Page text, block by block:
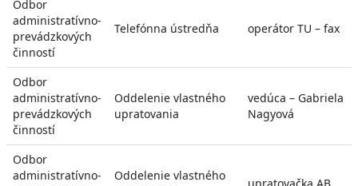
Odbor
administratívno-
prevádzkových
činností
Telefónna ústredňa operátor TU – fax
Odbor
administratívno-
prevádzkových
činností
Oddelenie vlastného
upratovania
vedúca – Gabriela
Nagyová
Odbor
administratívno-
Oddelenie vlastného
upratovačka AB